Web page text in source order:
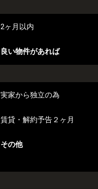
2ヶ月以内
良い物件があれば
実家から独立の為
賃貸・解約予告２ヶ月
その他